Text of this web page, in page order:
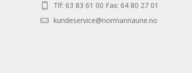
Tlf: 63 83 61 00 Fax: 64 80 27 01
kundeservice@normannaune.no